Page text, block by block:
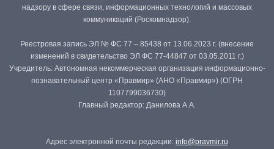
надзору в сфере связи, информационных технологий и массовых
коммуникаций (Роскомнадзор).
Реестровая запись ЭЛ № ФС 77 – 85438 от 13.06.2023 г. (внесение
изменений в свидетельство ЭЛ ФС 77-44847 от 03.05.2011 г.)
Учредитель: Автономная некоммерческая организация информационно-
познавательный центр «Правмир» (АНО «Правмир») (ОГРН
1107799036730)
Главный редактор: Данилова А.А.
Адрес электронной почты редакции: info@pravmir.ru